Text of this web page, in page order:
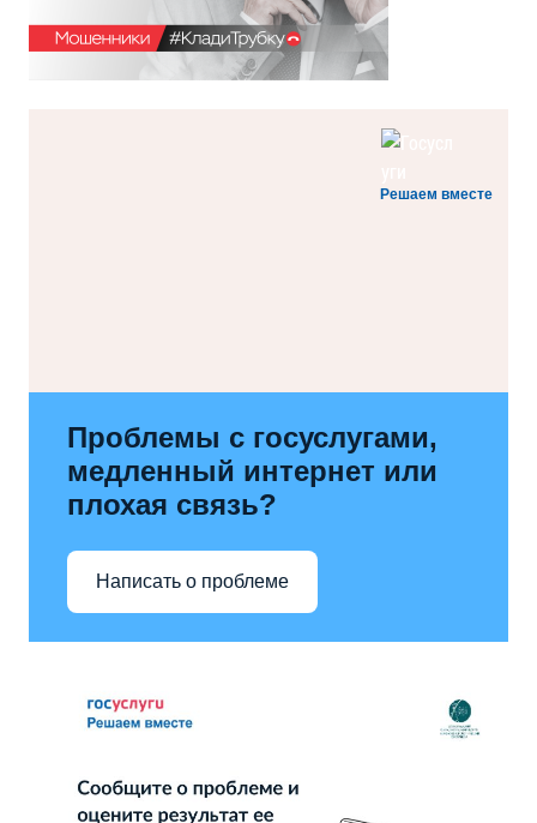
Решаем вместе
Проблемы с госуслугами,
медленный интернет или
плохая связь?
Написать о проблеме